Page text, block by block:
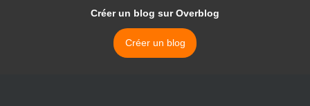
Créer un blog sur Overblog
Créer un blog